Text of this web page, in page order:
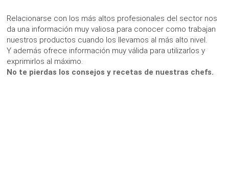
Relacionarse con los más altos profesionales del sector nos
da una información muy valiosa para conocer como trabajan
nuestros productos cuando los llevamos al más alto nivel.
Y además ofrece información muy válida para utilizarlos y
exprimirlos al máximo.
No te pierdas los consejos y recetas de nuestras chefs.